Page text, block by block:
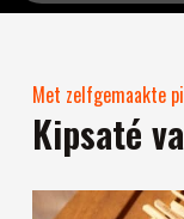
Met zelfgemaakte
Kipsaté